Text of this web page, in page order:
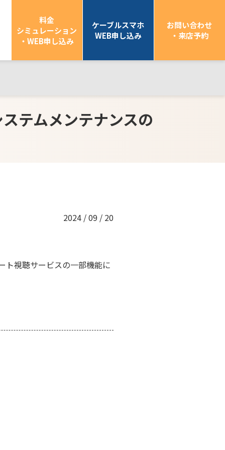
料金
シミュレーション
・WEB申し込み
ケーブルスマホ
WEB申し込み
お問い合わせ
・来店予約
テムメンテナンスの
2024 / 09 / 20
ト視聴サービスの一部機能に